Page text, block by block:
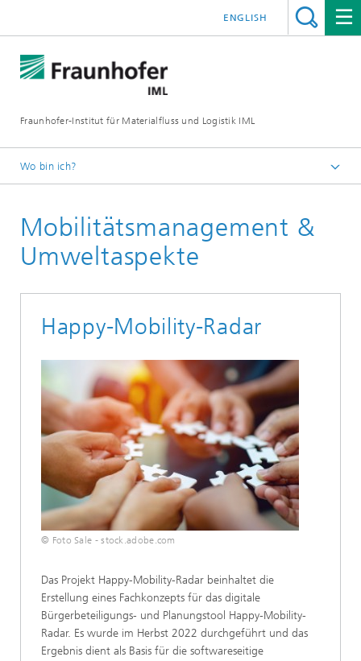
Fraunhofer-Institut für Materialfluss und Logistik IML
ENGLISH
Wo bin ich?
Abteilungen
Logistik, Verkehr und Umwelt
Projektzentrum Verkehr, Mobilität und Umwelt
Referenzen: Innovative Konzepte für
Mobilitätsmanagement und Verkehrsplanung
Mobilitätsmanagement &
Umweltaspekte
Happy-Mobility-Radar
© Foto Sale - stock.adobe.com
Das Projekt Happy-Mobility-Radar beinhaltet die
Erstellung eines Fachkonzepts für das digitale
Bürgerbeteiligungs- und Planungstool Happy-Mobility-
Radar. Es wurde im Herbst 2022 durchgeführt und das
Ergebnis dient als Basis für die softwareseitige